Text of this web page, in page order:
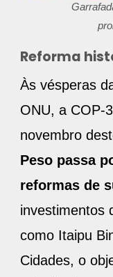
Reforma
Às vésperas
ONU, a COP-
novembro
Peso passa
reformas de
investimentos
como Itaipu
Cidades, o